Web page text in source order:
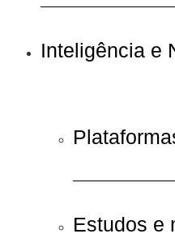
Inteligência e
Estudos e